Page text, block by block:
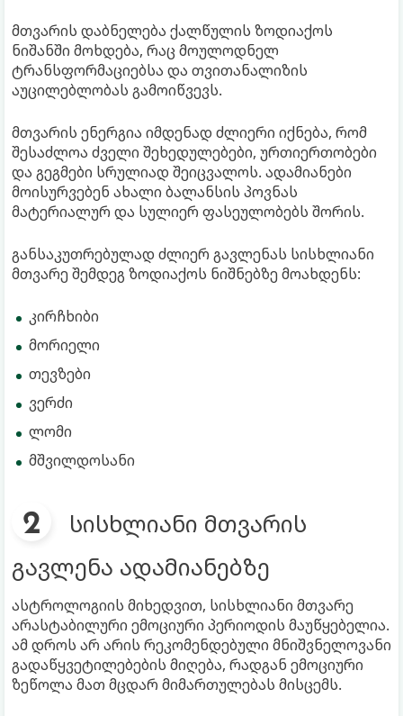
მთვარის დაბნელება ქალწულის ზოდიაქოს
ნიშანში მოხდება, რაც მოულოდნელ
ტრანსფორმაციებსა და თვითანალიზის
აუცილებლობას გამოიწვევს.
მთვარის ენერგია იმდენად ძლიერი იქნება, რომ
შესაძლოა ძველი შეხედულებები, ურთიერთობები
და გეგმები სრულიად შეიცვალოს. ადამიანები
მოისურვებენ ახალი ბალანსის პოვნას
მატერიალურ და სულიერ ფასეულობებს შორის.
განსაკუთრებულად ძლიერ გავლენას სისხლიანი
მთვარე შემდეგ ზოდიაქოს ნიშნებზე მოახდენს:
კირჩხიბი
მორიელი
თევზები
ვერძი
ლომი
მშვილდოსანი
სისხლიანი მთვარის
გავლენა ადამიანებზე
ასტროლოგიის მიხედვით, სისხლიანი მთვარე
არასტაბილური ემოციური პერიოდის მაუწყებელია.
ამ დროს არ არის რეკომენდებული მნიშვნელოვანი
გადაწყვეტილებების მიღება, რადგან ემოციური
ზეწოლა მათ მცდარ მიმართულებას მისცემს.